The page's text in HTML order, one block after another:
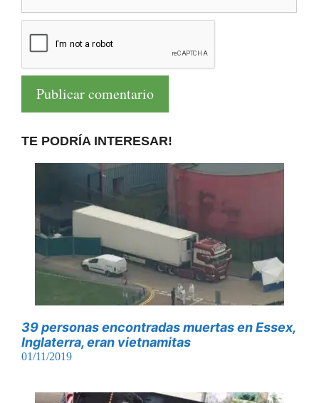
TE PODRÍA INTERESAR!
39 personas encontradas muertas en Essex,
Inglaterra, eran vietnamitas
01/11/2019